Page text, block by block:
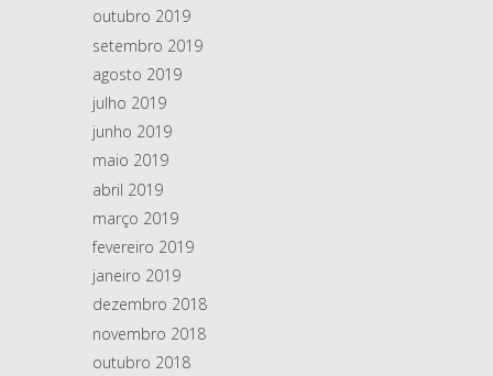
outubro 2019
setembro 2019
agosto 2019
julho 2019
junho 2019
maio 2019
abril 2019
março 2019
fevereiro 2019
janeiro 2019
dezembro 2018
novembro 2018
outubro 2018